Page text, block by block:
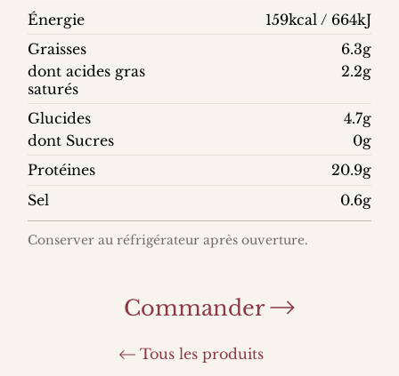
Énergie
159kcal / 664kJ
Graisses
6.3g
dont acides gras
saturés
2.2g
Glucides
4.7g
dont Sucres
0g
Protéines
20.9g
Sel
0.6g
Conserver au réfrigérateur après ouverture.
Commander
Tous les produits